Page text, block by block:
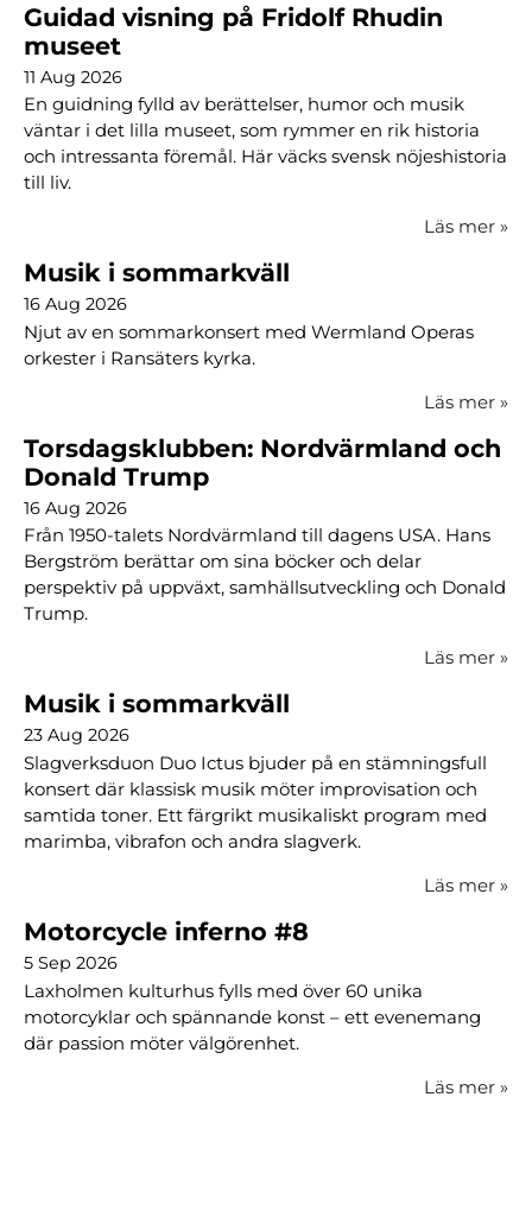
Guidad visning på Fridolf Rhudin
museet
11 Aug 2026
En guidning fylld av berättelser, humor och musik
väntar i det lilla museet, som rymmer en rik historia
och intressanta föremål. Här väcks svensk nöjeshistoria
till liv.
Läs mer »
Musik i sommarkväll
16 Aug 2026
Njut av en sommarkonsert med Wermland Operas
orkester i Ransäters kyrka.
Läs mer »
Torsdagsklubben: Nordvärmland och
Donald Trump
16 Aug 2026
Från 1950-talets Nordvärmland till dagens USA. Hans
Bergström berättar om sina böcker och delar
perspektiv på uppväxt, samhällsutveckling och Donald
Trump.
Läs mer »
Musik i sommarkväll
23 Aug 2026
Slagverksduon Duo Ictus bjuder på en stämningsfull
konsert där klassisk musik möter improvisation och
samtida toner. Ett färgrikt musikaliskt program med
marimba, vibrafon och andra slagverk.
Läs mer »
Motorcycle inferno #8
5 Sep 2026
Laxholmen kulturhus fylls med över 60 unika
motorcyklar och spännande konst – ett evenemang
där passion möter välgörenhet.
Läs mer »